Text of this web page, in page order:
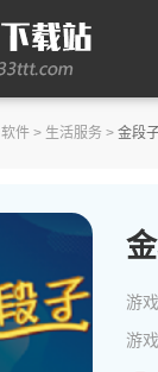
软件 > 生活服务 > 金段
游
游